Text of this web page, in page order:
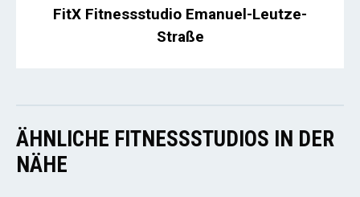
FitX Fitnessstudio Emanuel-Leutze-
Straße
ÄHNLICHE FITNESSSTUDIOS IN DER
NÄHE